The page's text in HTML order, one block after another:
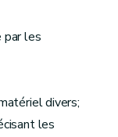
par les
divers;
les